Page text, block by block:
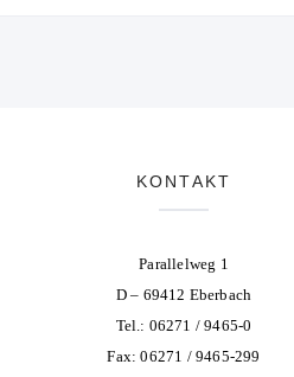
KONTAKT
Parallelweg 1
D – 69412 Eberbach
Tel.: 06271 / 9465-0
Fax: 06271 / 9465-299